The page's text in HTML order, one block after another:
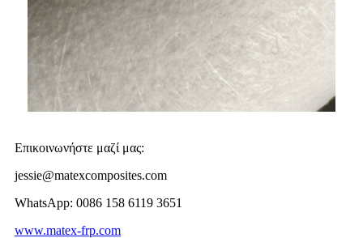
Επικοινωνήστε μαζί μας:
jessie@matexcomposites.com
WhatsApp: 0086 158 6119 3651
www.matex-frp.com